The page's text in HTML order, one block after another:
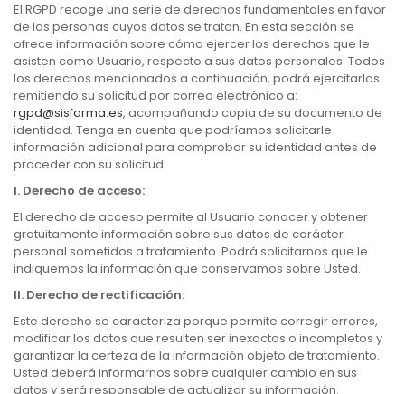
El RGPD recoge una serie de derechos fundamentales en favor
de las personas cuyos datos se tratan. En esta sección se
ofrece información sobre cómo ejercer los derechos que le
asisten como Usuario, respecto a sus datos personales. Todos
los derechos mencionados a continuación, podrá ejercitarlos
remitiendo su solicitud por correo electrónico a:
rgpd@sisfarma.es, acompañando copia de su documento de
identidad. Tenga en cuenta que podríamos solicitarle
información adicional para comprobar su identidad antes de
proceder con su solicitud.
I. Derecho de acceso:
El derecho de acceso permite al Usuario conocer y obtener
gratuitamente información sobre sus datos de carácter
personal sometidos a tratamiento. Podrá solicitarnos que le
indiquemos la información que conservamos sobre Usted.
II. Derecho de rectificación:
Este derecho se caracteriza porque permite corregir errores,
modificar los datos que resulten ser inexactos o incompletos y
garantizar la certeza de la información objeto de tratamiento.
Usted deberá informarnos sobre cualquier cambio en sus
datos y será responsable de actualizar su información.